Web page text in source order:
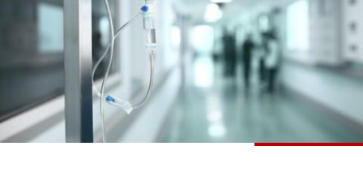
كأس العالم
البرامج
جدول البرامج
شاهد البرامج